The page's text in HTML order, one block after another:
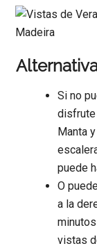
Si no
disfrute
Manta
puede
O
a la
vistas